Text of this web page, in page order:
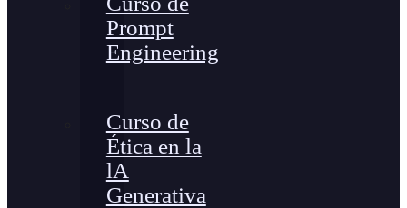
Prompt
Engineering
Curso de
Ética en la
lA
Generativa